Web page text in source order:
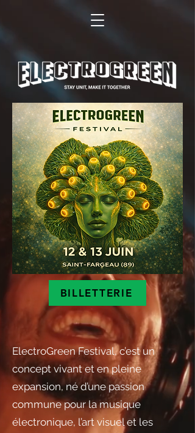
BILLETTERIE
ElectroGreen Festival, c’est un
concept vivant et en pleine
expansion, né d’une passion
commune pour la musique
électronique, l’art visuel et les